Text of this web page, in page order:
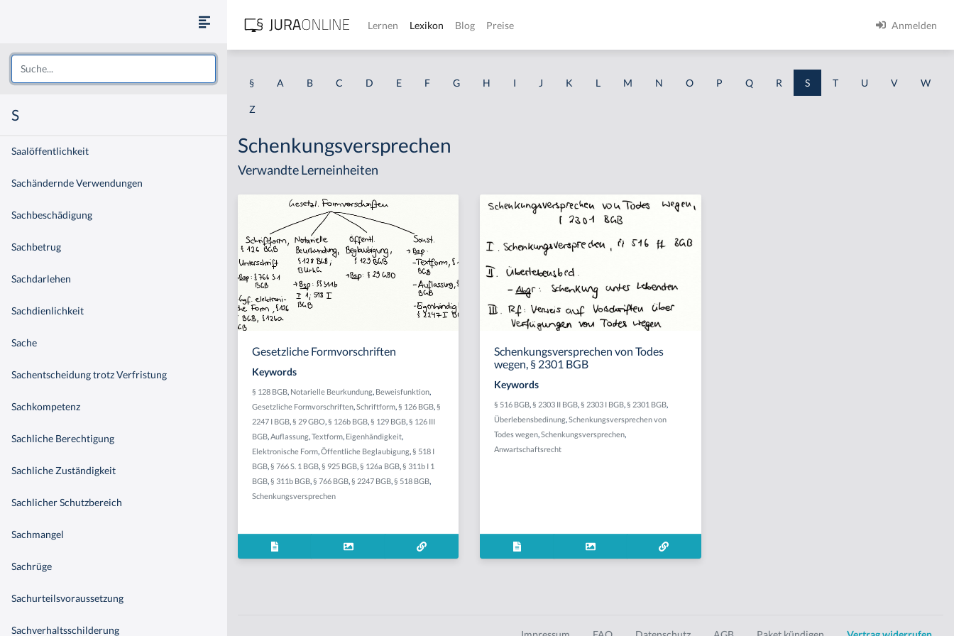
S
Saalöffentlichkeit
Sachändernde Verwendungen
Sachbeschädigung
Sachbetrug
Sachdarlehen
Sachdienlichkeit
Sache
Sachentscheidung trotz Verfristung
Sachkompetenz
Sachliche Berechtigung
Sachliche Zuständigkeit
Sachlicher Schutzbereich
Sachmangel
Sachrüge
Sachurteilsvoraussetzung
Sachverhaltsschilderung
Lernen Lexikon Blog Preise Anmelden
§ A B C D E F G H I J K L M N O P Q R S T U V W
Z
Schenkungsversprechen
Verwandte Lerneinheiten
Gesetzliche Formvorschriften
Keywords
§ 128 BGB, Notarielle Beurkundung, Beweisfunktion,
Gesetzliche Formvorschriften,Schriftform,§ 126 BGB,§
2247 I BGB,§ 29 GBO,§ 126b BGB,§ 129 BGB,§ 126 III
BGB,Auflassung,Textform, Eigenhändigkeit,
Elektronische Form,Öffentliche Beglaubigung,§ 518 I
BGB,§ 766 S. 1 BGB,§ 925 BGB,§ 126a BGB,§ 311b I 1
BGB,§ 311b BGB,§ 766 BGB,§ 2247 BGB,§ 518 BGB,
Schenkungsversprechen
Schenkungsversprechen von Todes
wegen, § 2301 BGB
Keywords
§ 516 BGB,§ 2303 II BGB,§ 2303 I BGB,§ 2301 BGB,
Überlebensbedinung,Schenkungsversprechen von
Todes wegen,Schenkungsversprechen,
Anwartschaftsrecht